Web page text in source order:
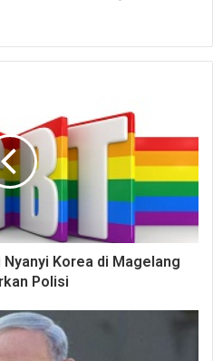
Nyanyi Korea di Magelang
Polisi